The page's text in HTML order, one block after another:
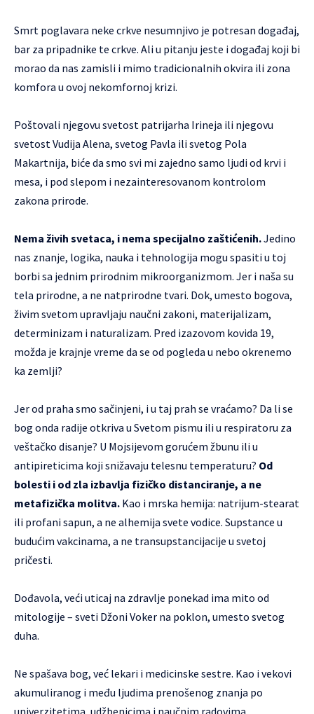
Smrt poglavara neke crkve nesumnjivo je potresan događaj,
bar za pripadnike te crkve. Ali u pitanju jeste i događaj koji bi
morao da nas zamisli i mimo tradicionalnih okvira ili zona
komfora u ovoj nekomfornoj krizi.
Poštovali njegovu svetost patrijarha Irineja ili njegovu
svetost Vudija Alena, svetog Pavla ili svetog Pola
Makartnija, biće da smo svi mi zajedno samo ljudi od krvi i
mesa, i pod slepom i nezainteresovanom kontrolom
zakona prirode.
Nema živih svetaca, i nema specijalno zaštićenih.Jedino
nas znanje, logika, nauka i tehnologija mogu spasiti u toj
borbi sa jednim prirodnim mikroorganizmom. Jer i naša su
tela prirodne, a ne natprirodne tvari. Dok, umesto bogova,
živim svetom upravljaju naučni zakoni, materijalizam,
determinizam i naturalizam. Pred izazovom kovida 19,
možda je krajnje vreme da se od pogleda u nebo okrenemo
ka zemlji?
Jer od praha smo sačinjeni, i u taj prah se vraćamo? Da li se
bog onda radije otkriva u Svetom pismu ili u respiratoru za
veštačko disanje? U Mojsijevom gorućem žbunu ili u
antipireticima koji snižavaju telesnu temperaturu? Od
bolesti i od zla izbavlja fizičko distanciranje, a ne
metafizička molitva. Kao i mrska hemija: natrijum-stearat
ili profani sapun, a ne alhemija svete vodice. Supstance u
budućim vakcinama, a ne transupstancijacije u svetoj
pričesti.
Dođavola, veći uticaj na zdravlje ponekad ima mito od
mitologije – sveti Džoni Voker na poklon, umesto svetog
duha.
Ne spašava bog, već lekari i medicinske sestre. Kao i vekovi
akumuliranog i među ljudima prenošenog znanja po
univerzitetima, udžbenicima i naučnim radovima.